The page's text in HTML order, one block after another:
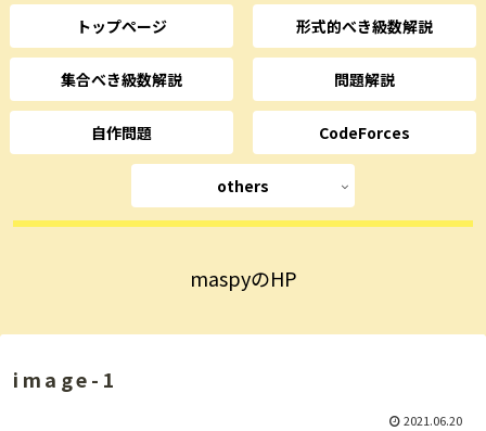
maspyのHP
トップページ 形式的べき級数解説
集合べき級数解説 問題解説
自作問題 CodeForces
others
image-1
2021.06.20